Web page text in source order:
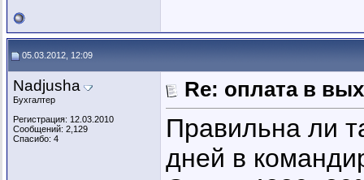
05.03.2012, 12:09
Nadjusha
Бухгалтер
Регистрация: 12.03.2010
Сообщений: 2,129
Спасибо: 4
Re: оплата в
Правильна ли
дней в